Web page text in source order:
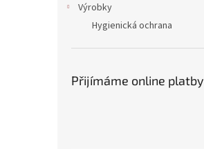
Výrobky
Hygienická ochrana
Přijímáme online platby